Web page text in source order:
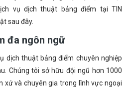
vụ dịch thuật bảng điểm tại TIN
sau đây.
đa ngôn ngữ
dịch thuật bảng điểm chuyên nghiệp
Chúng tôi sở hữu đội ngũ hơn 1000
xứ và chuyên gia trong lĩnh vực ngoại